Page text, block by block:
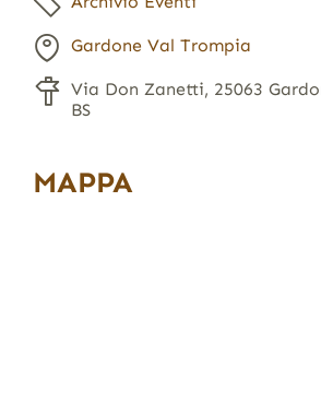
Gardone Val Trompia
Via Don Zanetti, 25063
BS
MAPPA